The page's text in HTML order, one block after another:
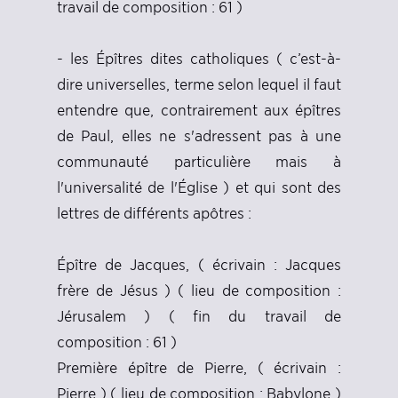
travail de composition : 61 )
- les Épîtres dites catholiques ( c’est-à-
dire universelles, terme selon lequel il faut
entendre que, contrairement aux épîtres
de Paul, elles ne s'adressent pas à une
communauté particulière mais à
l'universalité de l'Église ) et qui sont des
lettres de différents apôtres :
Épître de Jacques, ( écrivain : Jacques
frère de Jésus ) ( lieu de composition :
Jérusalem ) ( fin du travail de
composition : 61 )
Première épître de Pierre, ( écrivain :
Pierre ) ( lieu de composition : Babylone )